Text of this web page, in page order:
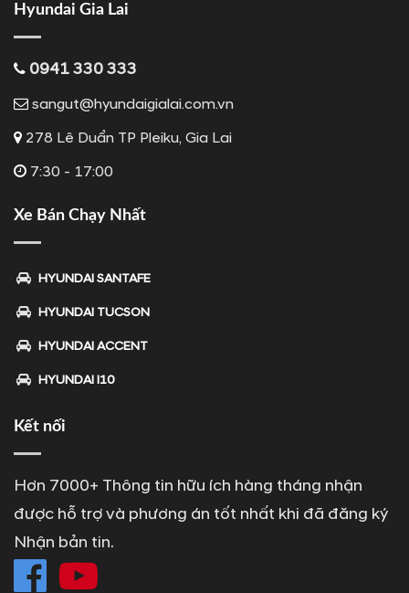
Hyundai Gia Lai
0941 330 333
sangut@hyundaigialai.com.vn
278 Lê Duẩn TP Pleiku, Gia Lai
7:30 - 17:00
Xe Bán Chạy Nhất
HYUNDAI SANTAFE
HYUNDAI TUCSON
HYUNDAI ACCENT
HYUNDAI I10
Kết nối
Hơn 7000+ Thông tin hữu ích hàng tháng nhận
được hỗ trợ và phương án tốt nhất khi đã đăng ký
Nhận bản tin.